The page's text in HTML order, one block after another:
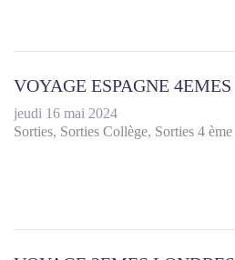
VOYAGE ESPAGNE 4EMES
jeudi 16 mai 2024
Sorties Sorties Collège Sorties 4 ème